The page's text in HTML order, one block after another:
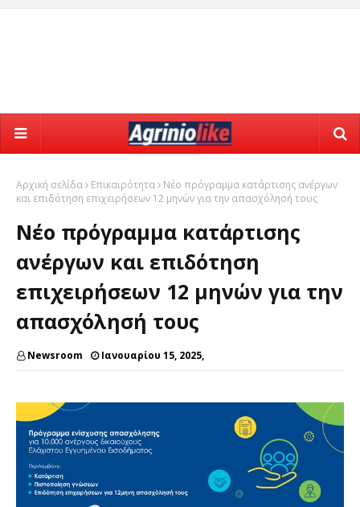
Αρχική σελίδα Επικαιρότητα
Νέο πρόγραμμα κατάρτισης ανέργων
και επιδότηση επιχειρήσεων 12 μηνών για την απασχόλησή τους
Νέο πρόγραμμα κατάρτισης
ανέργων και επιδότηση
επιχειρήσεων 12 μηνών για την
απασχόλησή τους
Newsroom Ιανουαρίου 15, 2025,